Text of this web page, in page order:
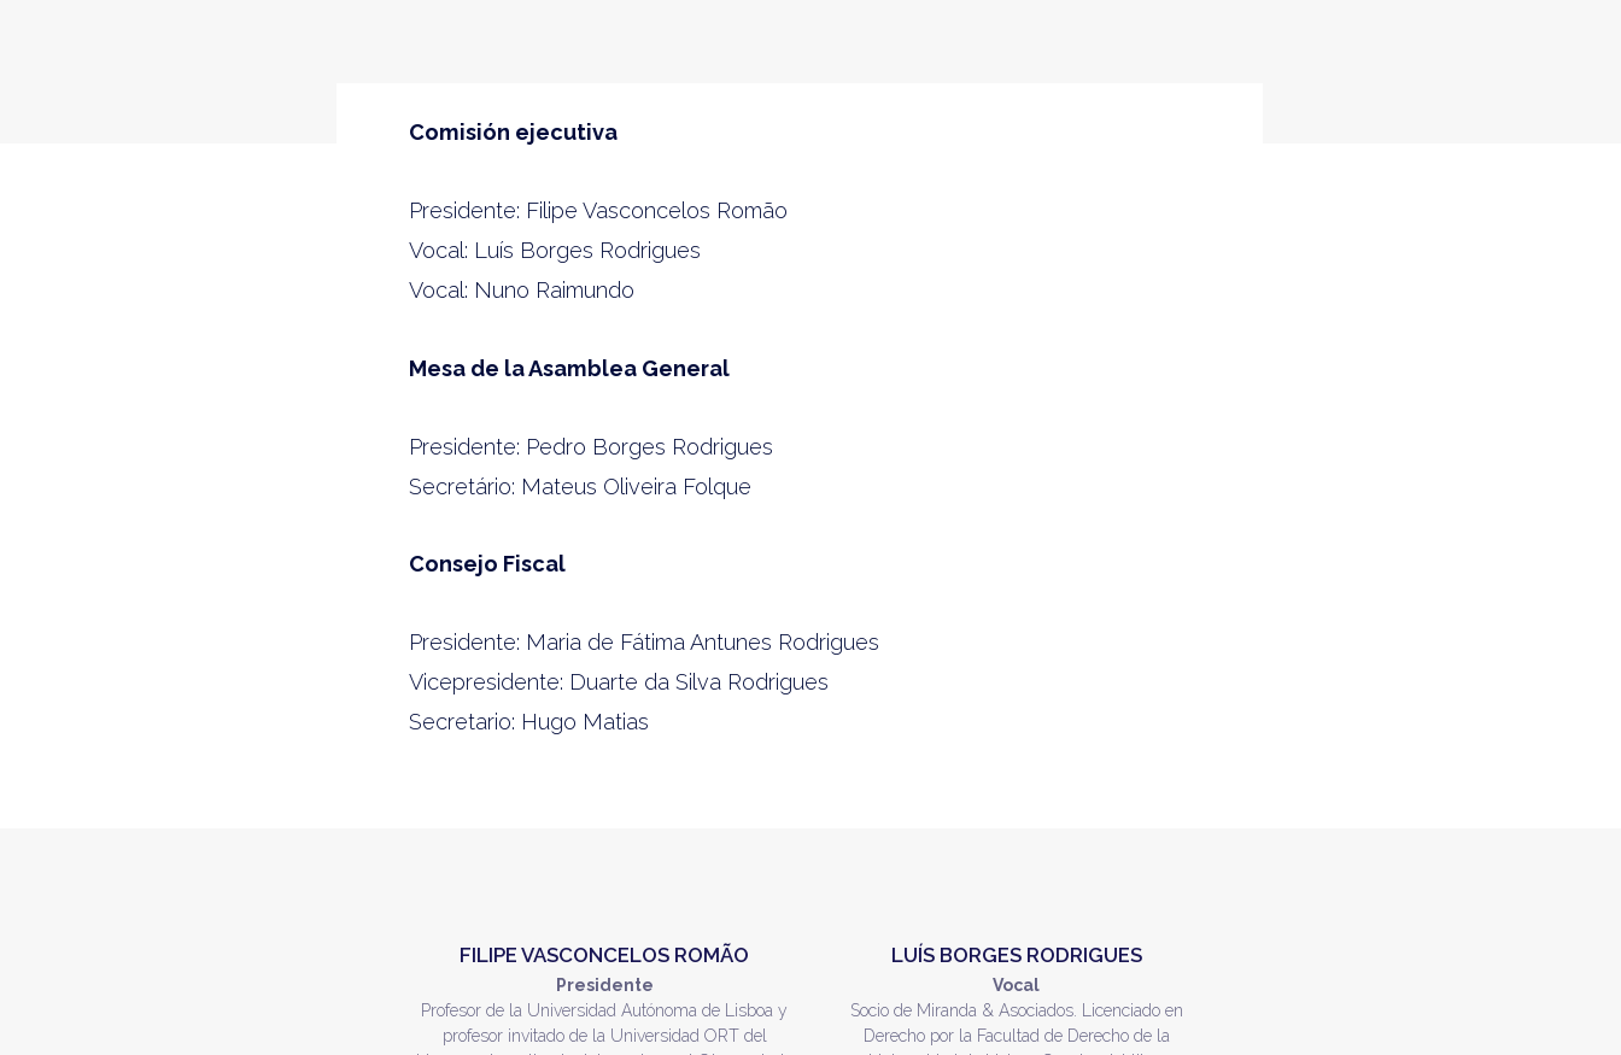
Comisión ejecutiva
Presidente: Filipe Vasconcelos Romão
Vocal: Luís Borges Rodrigues
Vocal: Nuno Raimundo
Mesa de la Asamblea General
Presidente: Pedro Borges Rodrigues
Secretário: Mateus Oliveira Folque
Consejo Fiscal
Presidente: Maria de Fátima Antunes Rodrigues
Vicepresidente: Duarte da Silva Rodrigues
Secretario: Hugo Matias
FILIPE VASCONCELOS ROMÃO
Presidente
Profesor de la Universidad Autónoma de Lisboa y
profesor invitado de la Universidad ORT del
LUÍS BORGES RODRIGUES
Vocal
Socio de Miranda & Asociados. Licenciado en
Derecho por la Facultad de Derecho de la